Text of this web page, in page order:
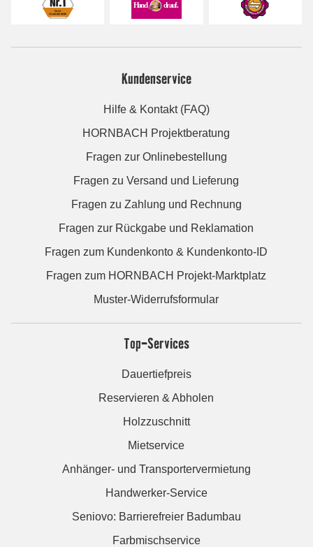
Kundenservice
Hilfe & Kontakt (FAQ)
HORNBACH Projektberatung
Fragen zur Onlinebestellung
Fragen zu Versand und Lieferung
Fragen zu Zahlung und Rechnung
Fragen zur Rückgabe und Reklamation
Fragen zum Kundenkonto & Kundenkonto-ID
Fragen zum HORNBACH Projekt-Marktplatz
Muster-Widerrufsformular
Top-Services
Dauertiefpreis
Reservieren & Abholen
Holzzuschnitt
Mietservice
Anhänger- und Transportervermietung
Handwerker-Service
Seniovo: Barrierefreier Badumbau
Farbmischservice